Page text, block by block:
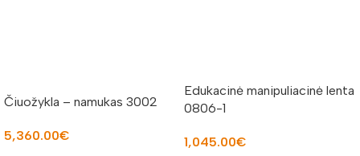
Čiuožykla – namukas 3002
5,360.00€
Edukacinė manipuliacinė lenta
0806-1
1,045.00€